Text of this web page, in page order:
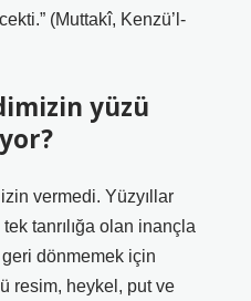
(Muttakî, Kenzü’l-
yüzü
vermedi. Yüzyıllar
tanrılığa olan inançla
geri dönmemek için
resim, heykel, put ve